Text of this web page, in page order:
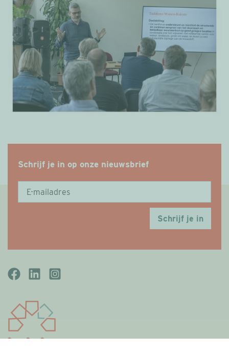
Schrijf je in op onze nieuwsbrief
Schrijf je in